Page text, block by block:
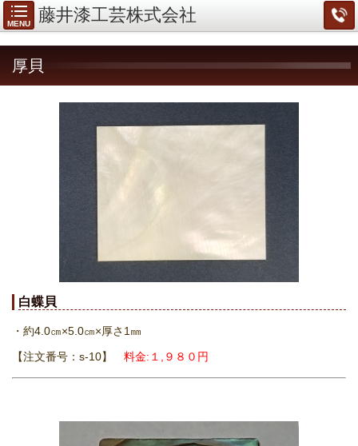
MENU 藤井漆工芸株式会社
厚貝
白蝶貝
・約4.0㎝×5.0㎝×厚さ1 ㎜
【注文番号：s-10】 料金:１,９８０円